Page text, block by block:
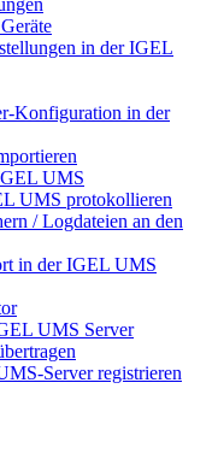
in der IGEL
Konfiguration in der
UMS
UMS protokollieren
/ Logdateien an den
in der IGEL UMS
UMS Server
Server registrieren